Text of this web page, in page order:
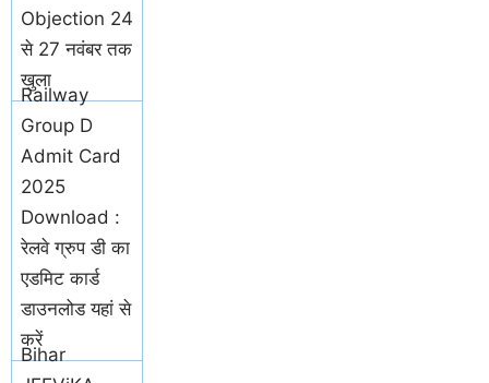
Objection 24
से 27 नवंबर तक
खुला
Railway
Group D
Admit Card
2025
Download :
रेलवे ग्रुप डी का
एडमिट कार्ड
डाउनलोड यहां से
करें
Bihar